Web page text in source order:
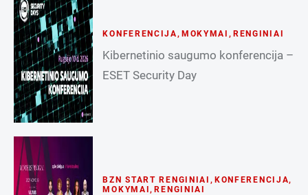
KONFERENCIJA , MOKYMAI , RENGINIAI
Kibernetinio saugumo konferencija –
ESET Security Day
BZN START RENGINIAI , KONFERENCIJA,
MOKYMAI ,RENGINIAI